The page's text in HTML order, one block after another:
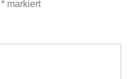
* markiert